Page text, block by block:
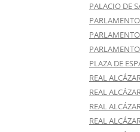
PALACIO DE
PLAZA DE
REAL
REAL
REAL
REAL